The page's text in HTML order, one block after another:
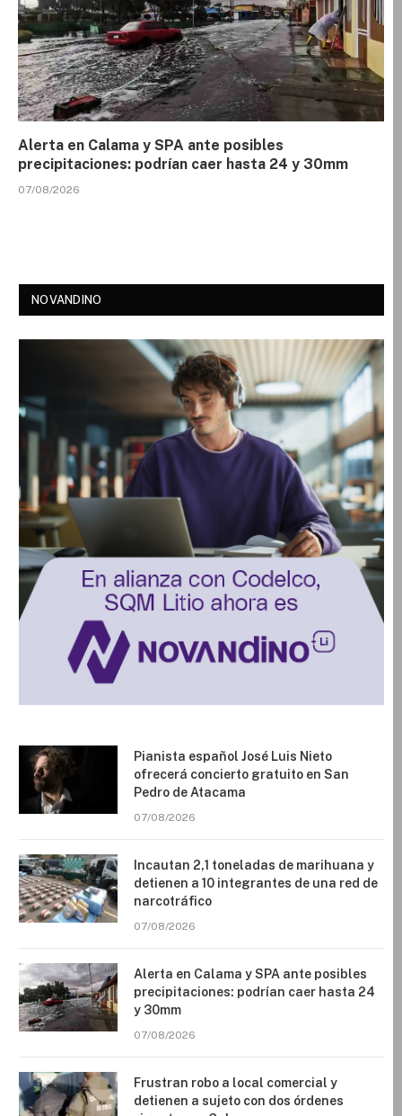
Alerta en Calama y SPA ante posibles
precipitaciones: podrían caer hasta 24 y 30mm
07/08/2026
NOVANDINO
Pianista español José Luis Nieto
ofrecerá concierto gratuito en San
Pedro de Atacama
07/08/2026
Incautan 2,1 toneladas de marihuana y
detienen a 10 integrantes de una red de
narcotráfico
07/08/2026
Alerta en Calama y SPA ante posibles
precipitaciones: podrían caer hasta 24
y 30mm
07/08/2026
Frustran robo a local comercial y
detienen a sujeto con dos órdenes